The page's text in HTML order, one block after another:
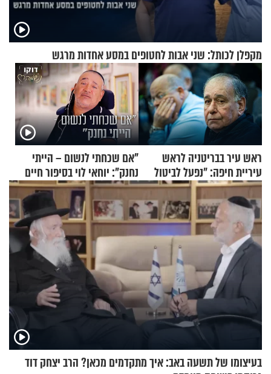
מקפלן לכותל: שני אבות לחטופים במסע אחדות מרגש
ראש עיר בבריטניה לראש
עיריית חיפה: ״נפעל לביטול
ברית הערים התאומות״
"אם שכחתי לנשום – הייתי
נחנק": יוחאי לוי בסיפור חיים
מעורר השראה
בעיצומו של תשעה באב: איך מתקדמים מכאן? הרב יצחק דוד